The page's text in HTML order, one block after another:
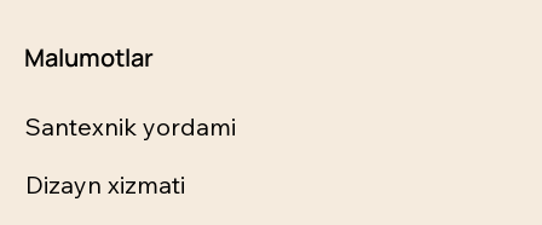
Malumotlar
Santexnik yordami
Dizayn xizmati